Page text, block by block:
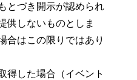
とづき開示が認められ
供しないものとしま
合はこの限りではあり
得した場合（イベント